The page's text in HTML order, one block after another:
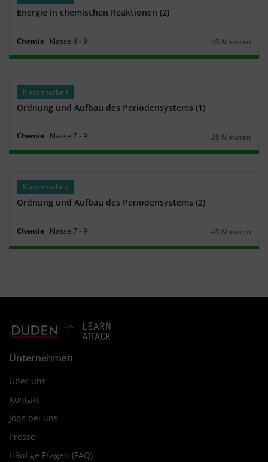
Energie in chemischen Reaktionen (2)
Chemie Klasse 8 ‐9
Dauer:
45 Minuten
Klassenarbeit
Ordnung und Aufbau des Periodensystems (1)
Chemie Klasse 7 ‐9
Dauer:
25 Minuten
Klassenarbeit
Ordnung und Aufbau des Periodensystems (2)
Chemie Klasse 7 ‐9
Dauer:
45 Minuten
Unternehmen
Über uns
Kontakt
Jobs bei uns
Presse
Häufige Fragen (FAQ)